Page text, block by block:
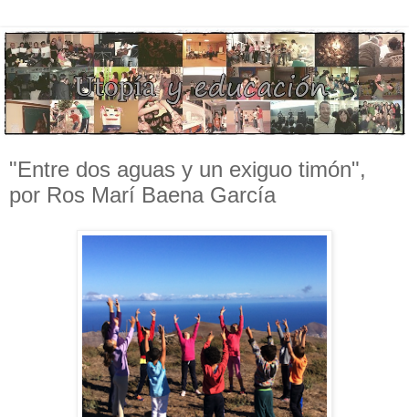
"Entre dos aguas y un exiguo timón",
por Ros Marí Baena García